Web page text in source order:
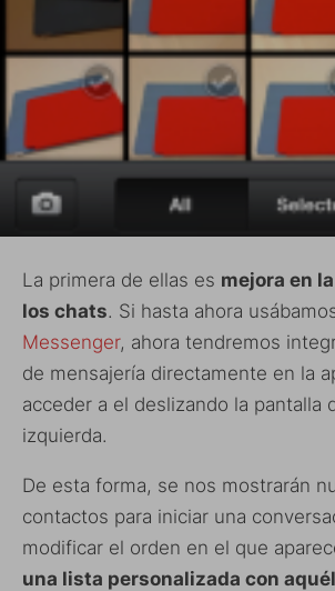
La primera de ellas es mejora en
los chats. Si hasta ahora
Messenger, ahora tendremos
de mensajería directamente en la
acceder a el deslizando la pantalla
izquierda.
De esta forma, se nos mostrarán
contactos para iniciar una
modificar el orden en el que
una lista personalizada con